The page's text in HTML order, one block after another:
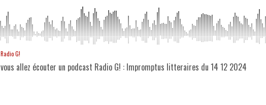
Radio G!
vous allez écouter un podcast Radio G! : Impromptus litteraires du 14 12 2024